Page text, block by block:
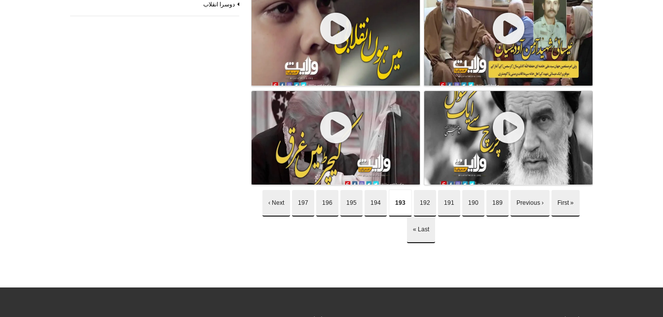
« First
‹ Previous
189
190
191
192
193
194
195
196
197
Next ›
Last »
دوسرا انقلاب